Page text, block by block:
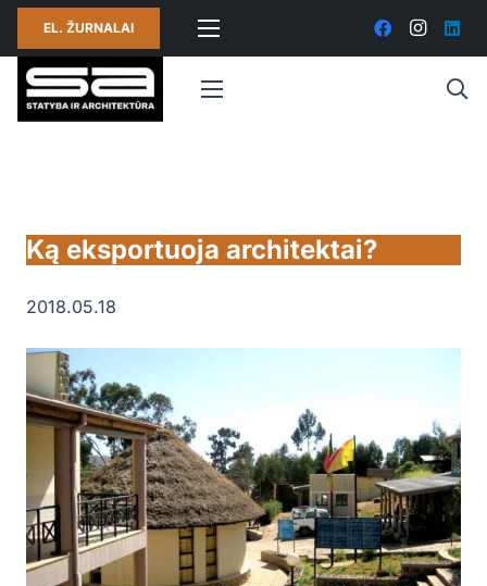
EL. ŽURNALAI
Ką eksportuoja architektai?
2018.05.18